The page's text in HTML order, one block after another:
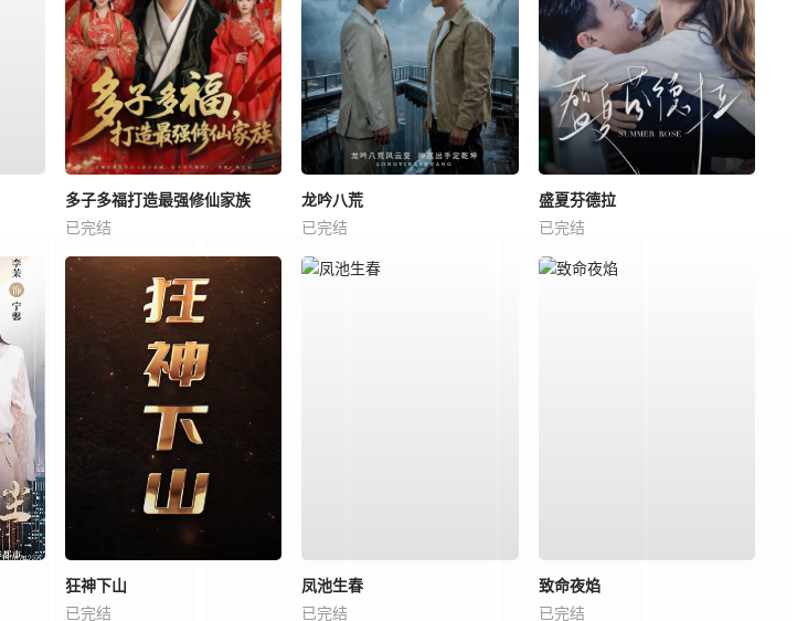
多子多福打造最强修仙家族
已完结
龙吟八荒
已完结
盛夏芬德拉
已完结
狂神下山
已完结
凤池生春
已完结
致命夜焰
已完结